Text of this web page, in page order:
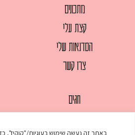
באתר זה נעשה שימוש בעוגיות/"קוקיז",
מתכונים
קצת עלי
הסדנאות שלי
צרו קשר
חגים